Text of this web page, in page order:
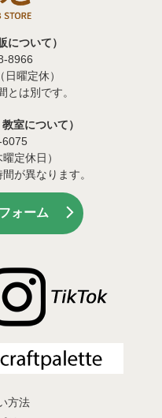
について）
8966
曜定休）
は別です。
室について）
6075
定休日）
が異なります。
ォーム
方法